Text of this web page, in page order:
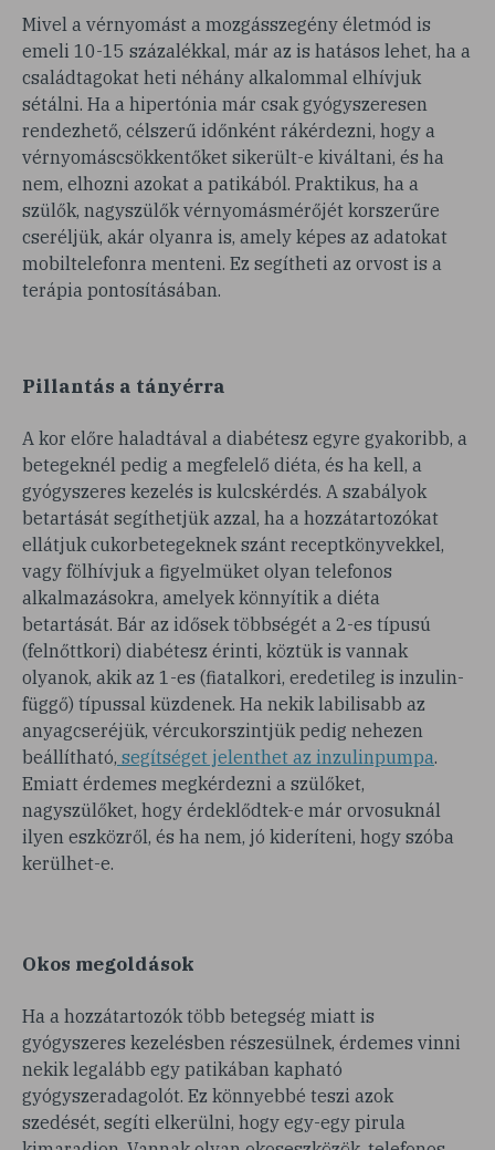
Mivel a vérnyomást a mozgásszegény életmód is
emeli 10-15 százalékkal, már az is hatásos lehet, ha a
családtagokat heti néhány alkalommal elhívjuk
sétálni. Ha a hipertónia már csak gyógyszeresen
rendezhető, célszerű időnként rákérdezni, hogy a
vérnyomáscsökkentőket sikerült-e kiváltani, és ha
nem, elhozni azokat a patikából. Praktikus, ha a
szülők, nagyszülők vérnyomásmérőjét korszerűre
cseréljük, akár olyanra is, amely képes az adatokat
mobiltelefonra menteni. Ez segítheti az orvost is a
terápia pontosításában.
Pillantás a tányérra
A kor előre haladtával a diabétesz egyre gyakoribb, a
betegeknél pedig a megfelelő diéta, és ha kell, a
gyógyszeres kezelés is kulcskérdés. A szabályok
betartását segíthetjük azzal, ha a hozzátartozókat
ellátjuk cukorbetegeknek szánt receptkönyvekkel,
vagy fölhívjuk a figyelmüket olyan telefonos
alkalmazásokra, amelyek könnyítik a diéta
betartását. Bár az idősek többségét a 2-es típusú
(felnőttkori) diabétesz érinti, köztük is vannak
olyanok, akik az 1-es (fiatalkori, eredetileg is inzulin-
függő) típussal küzdenek. Ha nekik labilisabb az
anyagcseréjük, vércukorszintjük pedig nehezen
beállítható, segítséget jelenthet az inzulinpumpa.
Emiatt érdemes megkérdezni a szülőket,
nagyszülőket, hogy érdeklődtek-e már orvosuknál
ilyen eszközről, és ha nem, jó kideríteni, hogy szóba
kerülhet-e.
Okos megoldások
Ha a hozzátartozók több betegség miatt is
gyógyszeres kezelésben részesülnek, érdemes vinni
nekik legalább egy patikában kapható
gyógyszeradagolót. Ez könnyebbé teszi azok
szedését, segíti elkerülni, hogy egy-egy pirula